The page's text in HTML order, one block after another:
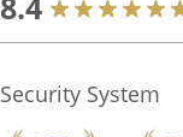
Security System